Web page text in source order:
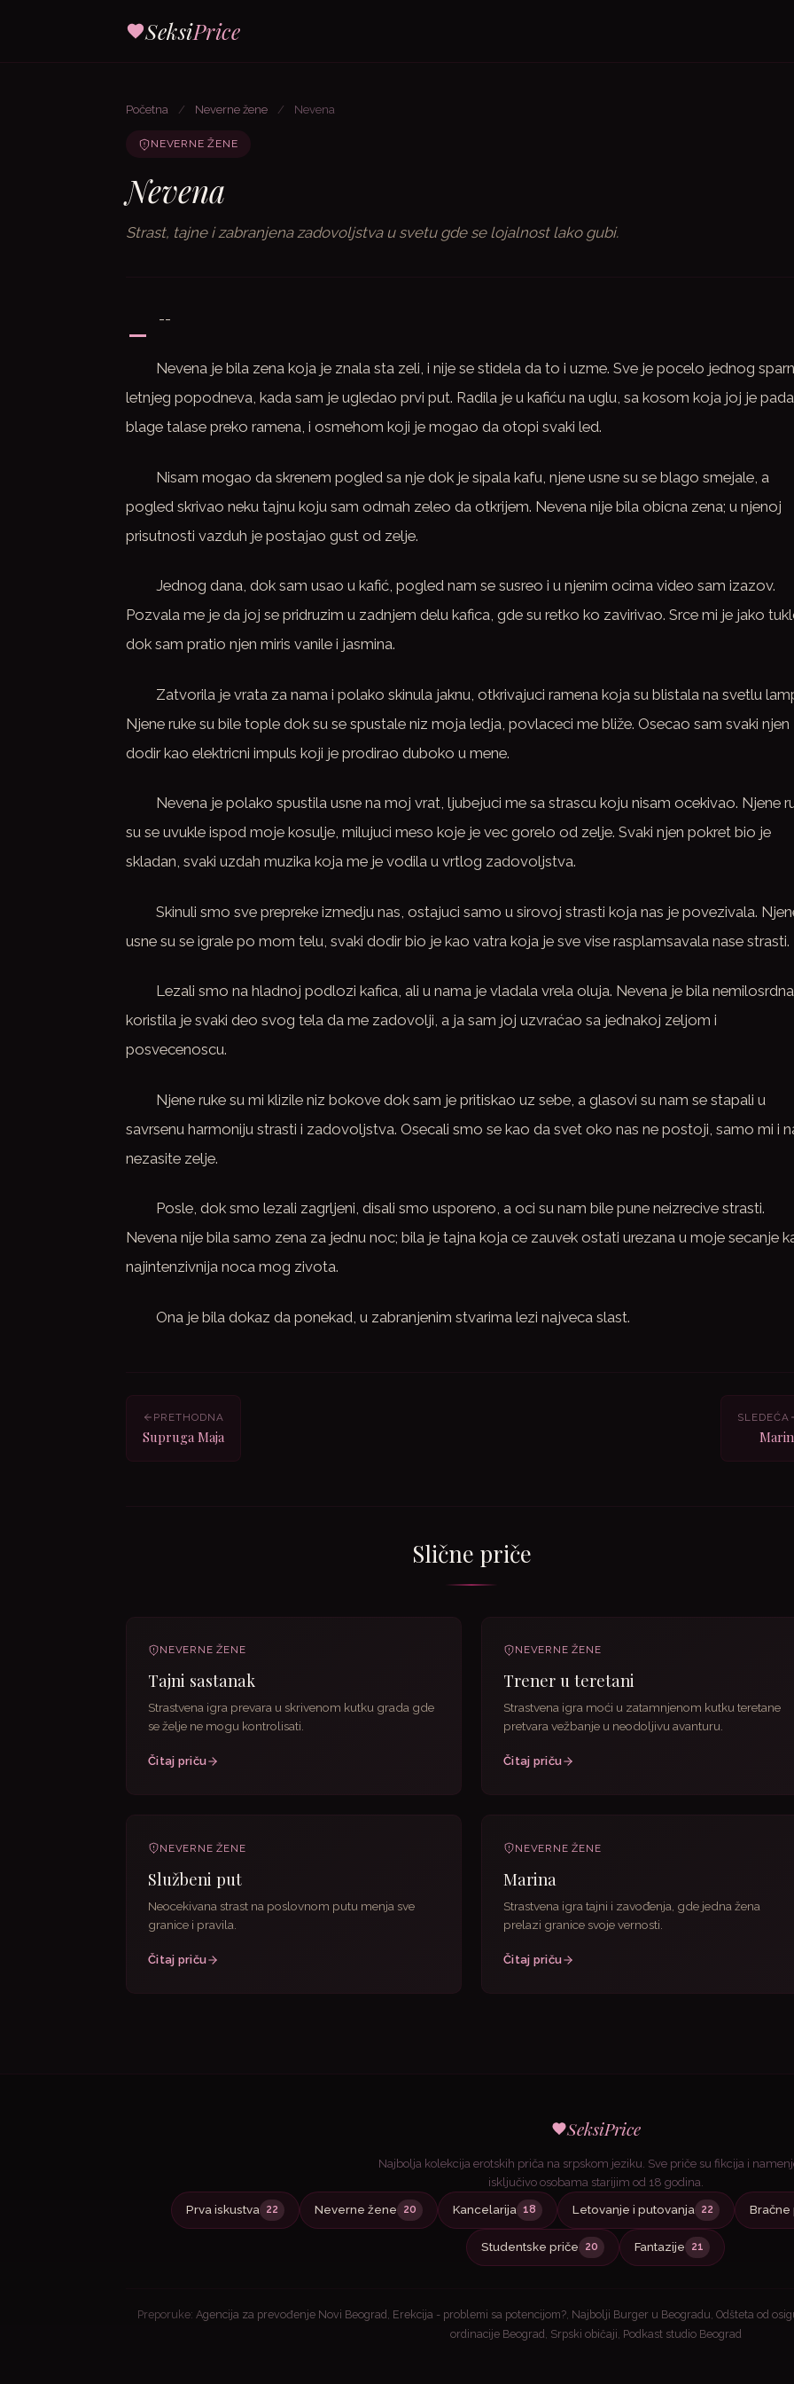
SeksiPrice
Početna / Neverne žene / Nevena
NEVERNE ŽENE
Nevena
Strast, tajne i zabranjena zadovoljstva u svetu gde se lojalnost lako gubi.
- --
Nevena je bila zena koja je znala sta zeli, i nije se stidela da to i uzme. Sve je pocelo jednog
letnjeg popodneva, kada sam je ugledao prvi put. Radila je u kafiću na uglu, sa kosom koja joj je
blage talase preko ramena, i osmehom koji je mogao da otopi svaki led.
Nisam mogao da skrenem pogled sa nje dok je sipala kafu, njene usne su se blago smejale, a
pogled skrivao neku tajnu koju sam odmah zeleo da otkrijem. Nevena nije bila obicna zena; u njenoj
prisutnosti vazduh je postajao gust od zelje.
Jednog dana, dok sam usao u kafić, pogled nam se susreo i u njenim ocima video sam izazov.
Pozvala me je da joj se pridruzim u zadnjem delu kafica, gde su retko ko zavirivao. Srce mi je jako
dok sam pratio njen miris vanile i jasmina.
Zatvorila je vrata za nama i polako skinula jaknu, otkrivajuci ramena koja su blistala na svetlu
Njene ruke su bile tople dok su se spustale niz moja ledja, povlaceci me bliže. Osecao sam svaki njen
dodir kao elektricni impuls koji je prodirao duboko u mene.
Nevena je polako spustila usne na moj vrat, ljubejuci me sa strascu koju nisam ocekivao. Njene
su se uvukle ispod moje kosulje, milujuci meso koje je vec gorelo od zelje. Svaki njen pokret bio je
skladan, svaki uzdah muzika koja me je vodila u vrtlog zadovoljstva.
Skinuli smo sve prepreke izmedju nas, ostajuci samo u sirovoj strasti koja nas je povezivala.
usne su se igrale po mom telu, svaki dodir bio je kao vatra koja je sve vise rasplamsavala nase strasti.
Lezali smo na hladnoj podlozi kafica, ali u nama je vladala vrela oluja. Nevena je bila
koristila je svaki deo svog tela da me zadovolji, a ja sam joj uzvraćao sa jednakoj zeljom i
posvecenoscu.
Njene ruke su mi klizile niz bokove dok sam je pritiskao uz sebe, a glasovi su nam se stapali u
savrsenu harmoniju strasti i zadovoljstva. Osecali smo se kao da svet oko nas ne postoji, samo mi i
nezasite zelje.
Posle, dok smo lezali zagrljeni, disali smo usporeno, a oci su nam bile pune neizrecive strasti.
Nevena nije bila samo zena za jednu noc; bila je tajna koja ce zauvek ostati urezana u moje secanje
najintenzivnija noca mog zivota.
Ona je bila dokaz da ponekad, u zabranjenim stvarima lezi najveca slast.
PRETHODNA
Supruga Maja
SLEDEĆA
Slične priče
NEVERNE ŽENE
Tajni sastanak
Strastvena igra prevara u skrivenom kutku grada gde
se želje ne mogu kontrolisati.
Čitaj priču
NEVERNE ŽENE
Trener u teretani
Strastvena igra moći u zatamnjenom kutku teretane
pretvara vežbanje u neodoljivu avanturu.
Čitaj priču
NEVERNE ŽENE
Službeni put
Neocekivana strast na poslovnom putu menja sve
granice i pravila.
Čitaj priču
NEVERNE ŽENE
Marina
Strastvena igra tajni i zavođenja, gde jedna žena
prelazi granice svoje vernosti.
Čitaj priču
SeksiPrice
Najbolja kolekcija erotskih priča na srpskom jeziku. Sve priče su fikcija i
isključivo osobama starijim od 18 godina.
Prva iskustva 22 Neverne žene 20 Kancelarija 18 Letovanje i putovanja 22 Bračne
Studentske priče 20 Fantazije 21
Preporuke: Agencija za prevođenje Novi Beograd Erekcija - problemi sa potencijom? Najbolji Burger u Beogradu Odšteta od
ordinacije Beograd Srpski običaji Podkast studio Beograd